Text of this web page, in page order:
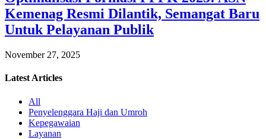
Kemenag Resmi Dilantik, Semangat Baru
Untuk Pelayanan Publik
November 27, 2025
Latest Articles
All
Penyelenggara Haji dan Umroh
Kepegawaian
Layanan